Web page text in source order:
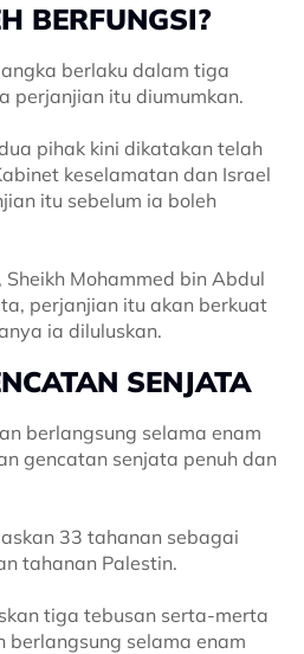
BERFUNGSI?
berlaku dalam tiga
perjanjian itu diumumkan.
pihak kini dikatakan telah
keselamatan dan Israel
itu sebelum ia boleh
Mohammed bin Abdul
perjanjian itu akan berkuat
ia diluluskan.
SENJATA
berlangsung selama enam
gencatan senjata penuh dan
33 tahanan sebagai
tahanan Palestin.
tiga tebusan serta-merta
selama enam